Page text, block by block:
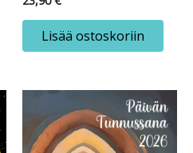
Lisää ostoskoriin